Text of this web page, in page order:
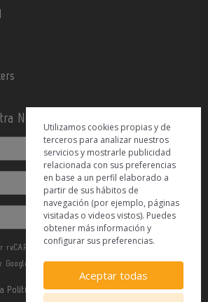
Newsletter
reCAPTCHA y se aplican la
Google.
Política de Privacidad
Utilizamos cookies propias y de
terceros para analizar nuestros
servicios y mostrarle publicidad
relacionada con sus preferencias
en base a un perfil elaborado a
partir de sus hábitos de
navegación (por ejemplo, páginas
visitadas o videos vistos). Puedes
obtener más información y
configurar sus preferencias.
Aceptar todas